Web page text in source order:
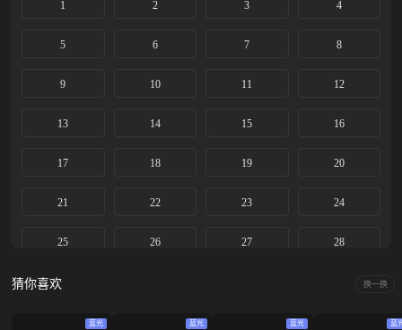
1 2 3 4
5 6 7 8
9 10 11 12
13 14 15 16
17 18 19 20
21 22 23 24
25 26 27 28
29
猜你喜欢 换一换
蓝光 蓝光 蓝光 蓝